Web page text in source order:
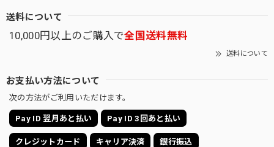
送料について
10,000円以上のご購入で全国送料無料
送料について
お支払い方法について
次の方法がご利用いただけます。
Pay ID 翌月あと払い Pay ID 3回あと払い
クレジットカード キャリア決済 銀行振込